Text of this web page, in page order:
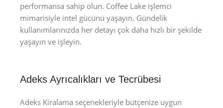
performansa sahip olun. Coffee Lake işlemci
mimarisiyle intel gücünü yaşayın. Gündelik
kullanımlarınızda her detayı çok daha hızlı bir şekilde
yaşayın ve işleyin.
Adeks Ayrıcalıkları ve Tecrübesi
Adeks Kiralama seçenekleriyle bütçenize uygun